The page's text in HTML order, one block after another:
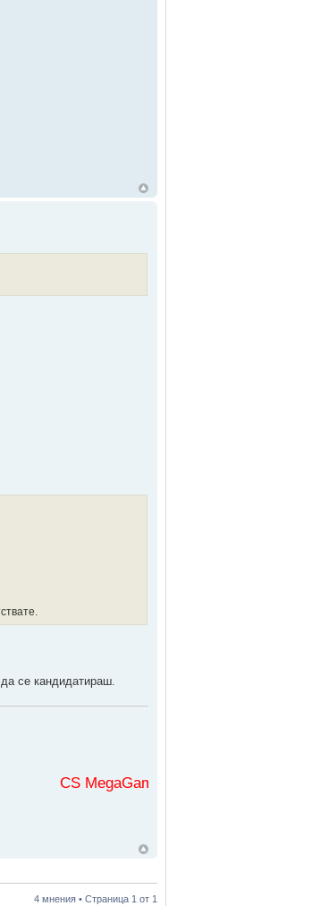
се кандидатираш.
CS MegaGaming във
4 мнения • Страница 1 от 1